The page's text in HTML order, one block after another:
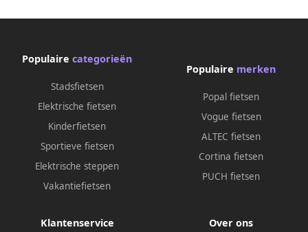
Populaire categorieën
Stadsfietsen
Elektrische fietsen
Kinderfietsen
Sportieve fietsen
Elektrische steppen
Vakantiefietsen
Populaire merken
Popal fietsen
Vogue fietsen
ALTEC fietsen
Cortina fietsen
PUCH fietsen
Klantenservice Over ons